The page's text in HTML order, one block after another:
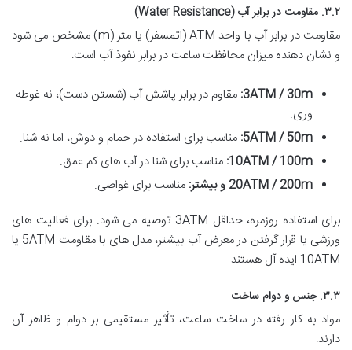
۳.۲. مقاومت در برابر آب (Water Resistance)
مقاومت در برابر آب با واحد ATM (اتمسفر) یا متر (m) مشخص می شود
و نشان دهنده میزان محافظت ساعت در برابر نفوذ آب است:
3ATM / 30m: مقاوم در برابر پاشش آب (شستن دست)، نه غوطه
وری.
5ATM / 50m: مناسب برای استفاده در حمام و دوش، اما نه شنا.
10ATM / 100m: مناسب برای شنا در آب های کم عمق.
20ATM / 200m و بیشتر:
مناسب برای غواصی.
برای استفاده روزمره، حداقل 3ATM توصیه می شود. برای فعالیت های
ورزشی یا قرار گرفتن در معرض آب بیشتر، مدل های با مقاومت 5ATM یا
10ATM ایده آل هستند.
۳.۳. جنس و دوام ساخت
مواد به کار رفته در ساخت ساعت، تأثیر مستقیمی بر دوام و ظاهر آن
دارند: